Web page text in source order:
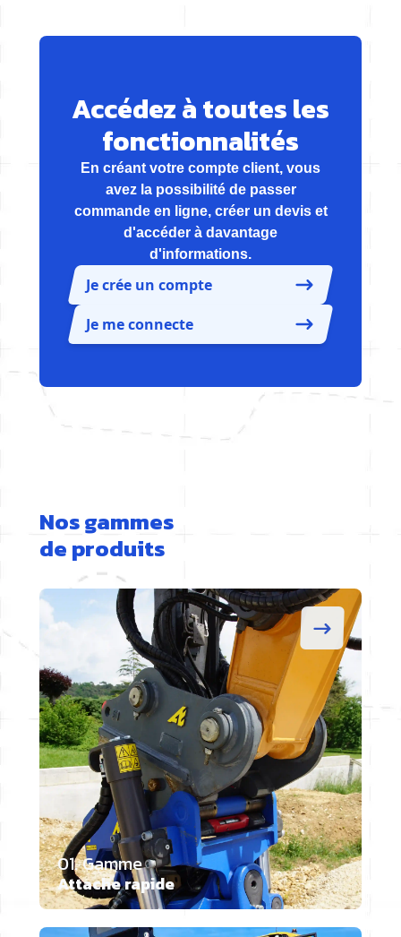
Accédez à toutes les
fonctionnalités
En créant votre compte client, vous
avez la possibilité de passer
commande en ligne, créer un devis et
d'accéder à davantage
d'informations.
Je crée un compte
Je me connecte
Nos gammes
de produits
01. Gamme
Attache rapide